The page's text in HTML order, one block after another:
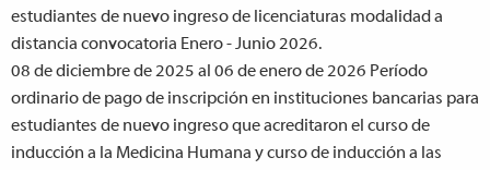
estudiantes de nuevo ingreso de licenciaturas modalidad a
distancia convocatoria Enero - Junio 2026.
08 de diciembre de 2025 al 06 de enero de 2026 Período
ordinario de pago de inscripción en instituciones bancarias para
estudiantes de nuevo ingreso que acreditaron el curso de
inducción a la Medicina Humana y curso de inducción a las